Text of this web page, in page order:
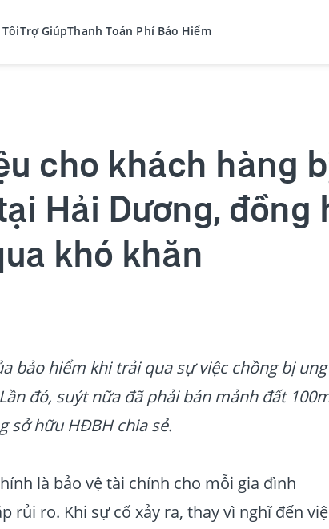
Trợ GiúpThanh Toán Phí Bảo Hiểm
cho khách hàng
Hải Dương, đồng
khó khăn
bảo hiểm khi trải qua sự việc chồng bị
đó, suýt nữa đã phải bán mảnh đất
sở hữu HĐBH chia sẻ.
là bảo vệ tài chính cho mỗi gia đình
rủi ro. Khi sự cố xảy ra, thay vì nghĩ đến